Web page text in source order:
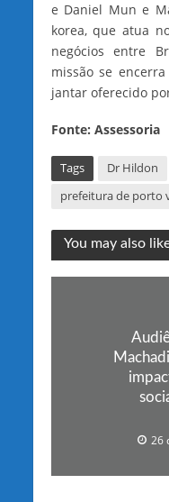
e Daniel Mun e
korea, que atua
negócios entre
missão se
jantar oferecido
Fonte: Assessoria
Tags Dr Hildon
prefeitura de porto
You may also
26